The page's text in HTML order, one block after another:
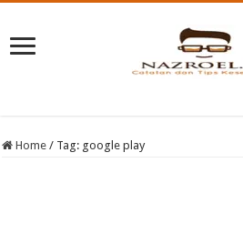
Home / Tag: google play